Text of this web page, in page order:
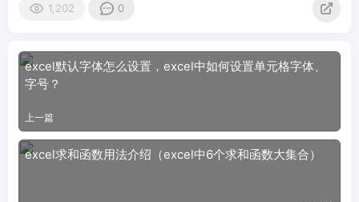
1,202 0
excel默认字体怎么设置，excel中如何设置单元格字体、
字号？
上一篇
excel求和函数用法介绍（excel中6个求和函数大集合）